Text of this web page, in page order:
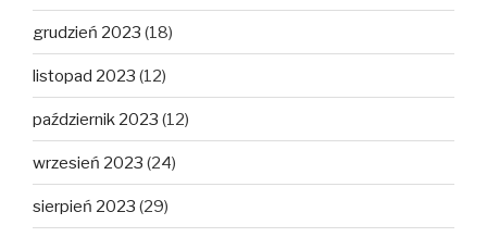
grudzień 2023 (18)
listopad 2023 (12)
październik 2023 (12)
wrzesień 2023 (24)
sierpień 2023 (29)